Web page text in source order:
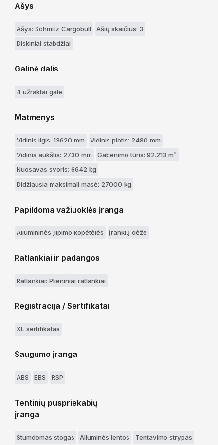
Ašys
Ašys: Schmitz Cargobull
Ašių skaičius: 3
Diskiniai stabdžiai
Galinė dalis
4 užraktai gale
Matmenys
Vidinis ilgis: 13620 mm
Vidinis plotis: 2480 mm
Vidinis aukštis: 2730 mm
Gabenimo tūris: 92.213 m³
Nuosavas svoris: 6642 kg
Didžiausia maksimali masė: 27000 kg
Papildoma važiuoklės įranga
Aliumininės įlipimo kopėtėlės Įrankių dėžė
Ratlankiai ir padangos
Ratlankiai: Plieniniai ratlankiai
Registracija / Sertifikatai
XL sertifikatas
Saugumo įranga
ABS EBS RSP
Tentinių puspriekabių
įranga
Stumdomas stogas Aliuminės lentos
Tentavimo strypas